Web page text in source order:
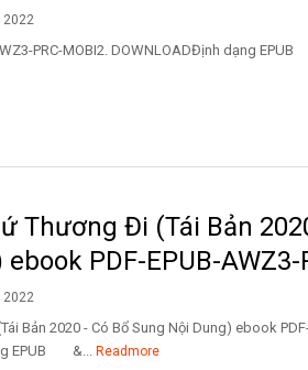
2022
AWZ3-PRC-MOBI2. DOWNLOADĐịnh dạng
Thương Đi (Tái Bản
PDF-EPUB-AWZ3-
2022
Bản 2020 - Có Bổ Sung Nội Dung) ebook
EPUB &... Readmore